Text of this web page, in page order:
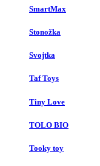
SmartMax
Stonožka
Svojtka
Taf Toys
Tiny Love
TOLO BIO
Tooky toy